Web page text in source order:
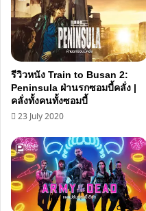
รีวิวหนัง Train to Busan 2:
Peninsula ฝ่านรกซอมบี้คลั่ง |
คลั่งทั้งคนทั้งซอมบี้
23 July 2020